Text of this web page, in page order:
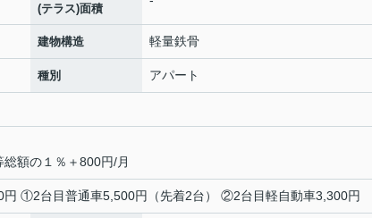
(テラス)面積
建物構造 軽量鉄骨
種別 アパート
額の１％＋800円/月
円 ①2台目普通車5,500円（先着2台） ②2台目軽自動車3,300円